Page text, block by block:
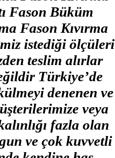
Fason Büküm
Fason Kıvırma
istediği ölçüleri
teslim alırlar
Türkiye’de
denenen ve
veya
fazla olan
ve çok kuvvetli